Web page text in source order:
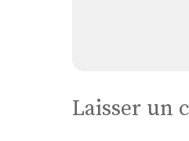
Laisser un